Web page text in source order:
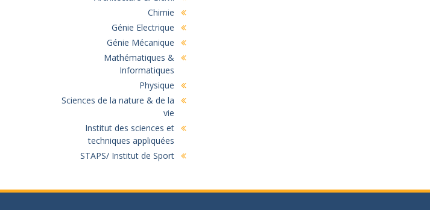
Chimie
Génie Electrique
Génie Mécanique
Mathématiques &
Informatiques
Physique
Sciences de la nature & de la
vie
Institut des sciences et
techniques appliquées
STAPS/ Institut de Sport